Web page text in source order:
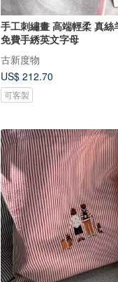
手工刺繡畫 高端輕柔 真絲羊毛圍巾
免費手綉英文字母
古新度物
US$ 212.70
可客製